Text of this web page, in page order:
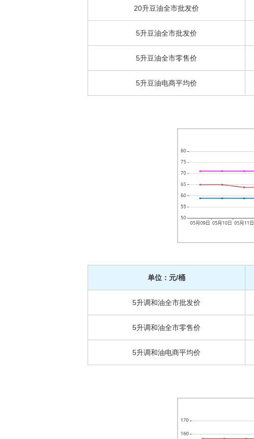
20升豆油全市批发价
5升豆油全市批发价
5升豆油全市零售价
5升豆油电商平均价
单位：元/桶
5升调和油全市批发价
5升调和油全市零售价
5升调和油电商平均价